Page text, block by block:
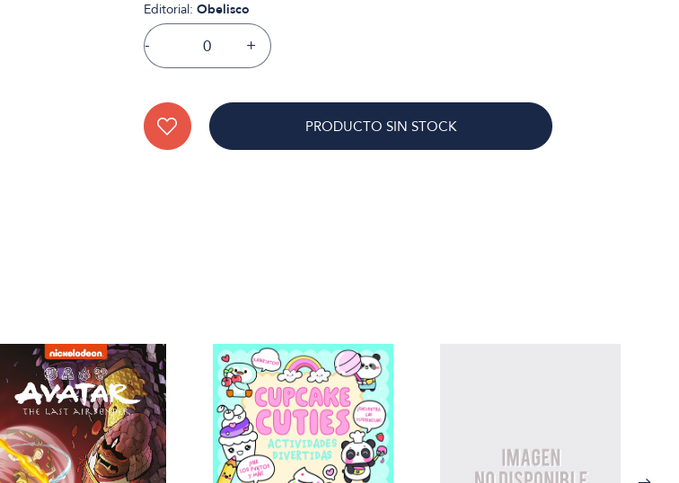
Editorial: Obelisco
- +
PRODUCTO SIN STOCK